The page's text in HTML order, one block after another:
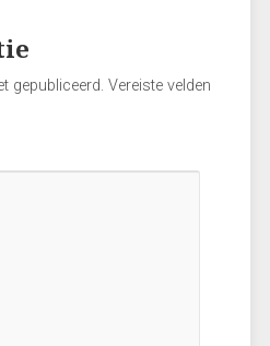
gepubliceerd. Vereiste velden